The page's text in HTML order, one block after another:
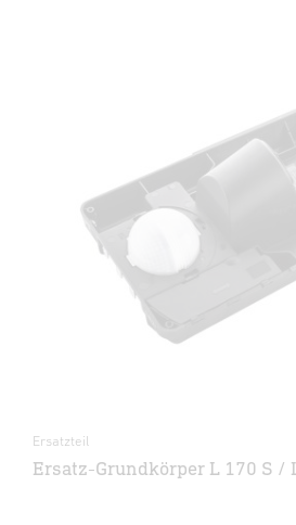
Ersatzteil
Ersatz-Grundkörper L 170 S /